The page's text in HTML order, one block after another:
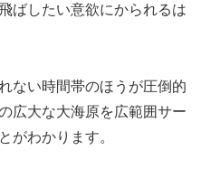
ばしたい意欲にかられるは
ない時間帯のほうが圧倒的
広大な大海原を広範囲サー
がわかります。